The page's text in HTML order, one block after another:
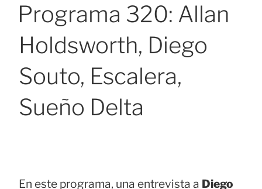
Programa 320: Allan
Holdsworth, Diego
Souto, Escalera,
Sueño Delta
En este programa, una entrevista a Diego